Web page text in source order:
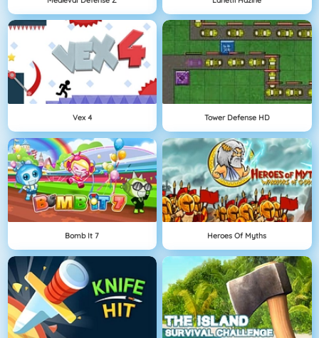
Vex 4 Tower Defense HD
Bomb It 7 Heroes Of Myths